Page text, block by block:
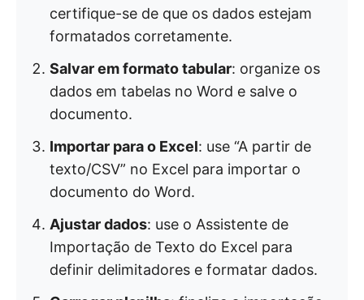
certifique-se de que os dados estejam
formatados corretamente.
Salvar em formato tabular: organize os
dados em tabelas no Word e salve o
documento.
Importar para o Excel: use “A partir de
texto/CSV” no Excel para importar o
documento do Word.
Ajustar dados: use o Assistente de
Importação de Texto do Excel para
definir delimitadores e formatar dados.